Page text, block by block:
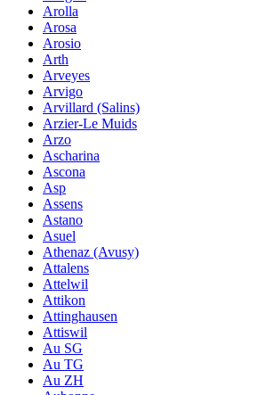
Arolla
Arosa
Arosio
Arth
Arveyes
Arvigo
Arvillard (Salins)
Arzier-Le Muids
Arzo
Ascharina
Ascona
Asp
Assens
Astano
Asuel
Athenaz (Avusy)
Attalens
Attelwil
Attikon
Attinghausen
Attiswil
Au SG
Au TG
Au ZH